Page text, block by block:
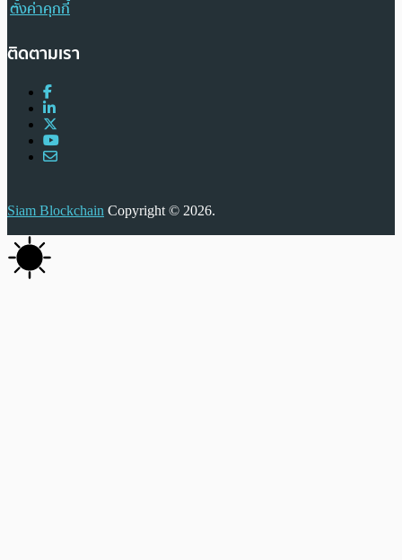
Advertise
ตั้งค่าคุกกี้
ติดตามเรา
Siam Blockchain